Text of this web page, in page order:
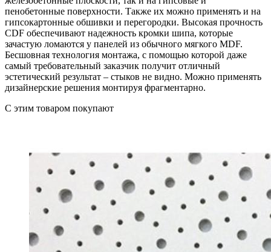
пенобетонные поверхности. Также их можно применять и на
гипсокартонные обшивки и перегородки. Высокая прочность
CDF обеспечивают надежность кромки шипа, которые
зачастую ломаются у панелей из обычного мягкого MDF.
Бесшовная технология монтажа, с помощью которой даже
самый требовательный заказчик получит отличный
эстетический результат – стыков не видно. Можно применять
дизайнерские решения монтируя фрагментарно.
C этим товаром покупают